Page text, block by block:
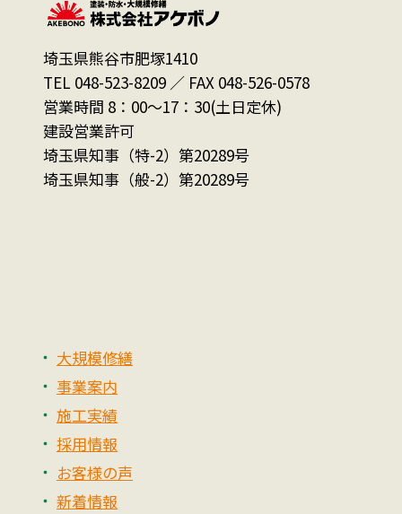
埼玉県熊谷市肥塚1410
TEL 048-523-8209 ／ FAX 048-526-0578
営業時間 8：00～17：30(土日定休)
建設営業許可
埼玉県知事（特-2）第20289号
埼玉県知事（般-2）第20289号
大規模修繕
事業案内
施工実績
採用情報
お客様の声
新着情報